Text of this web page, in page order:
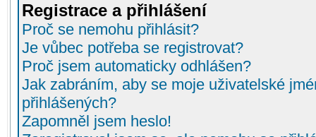
Registrace a přihlášení
Proč se nemohu přihlásit?
Je vůbec potřeba se registrovat?
Proč jsem automaticky odhlášen?
Jak zabráním, aby se moje uživatelské
přihlášených?
Zapomněl jsem heslo!